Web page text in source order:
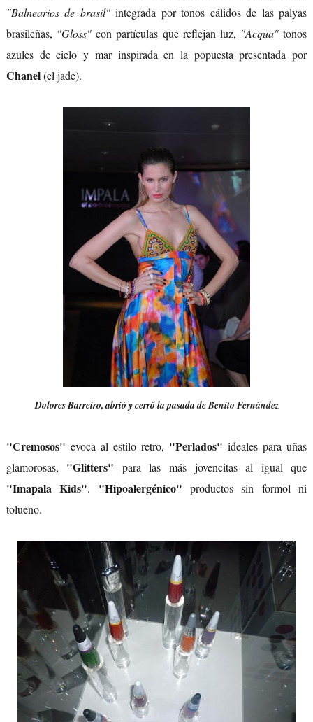
"Balnearios de brasil"integrada por tonos cálidos de las palyas
brasileñas, "Gloss" con partículas que reflejan luz, "Acqua"tonos
azules de cielo y mar inspirada en la popuesta presentada por
Chanel(el jade).
Dolores Barreiro, abrió y cerró la pasada deBenito Fernández
"Cremosos" evoca al estilo retro, "Perlados" ideales para uñas
glamorosas, "Glitters" para las más jovencitas al igual que
"Imapala Kids". "Hipoalergénico" productos sin formol ni
tolueno.